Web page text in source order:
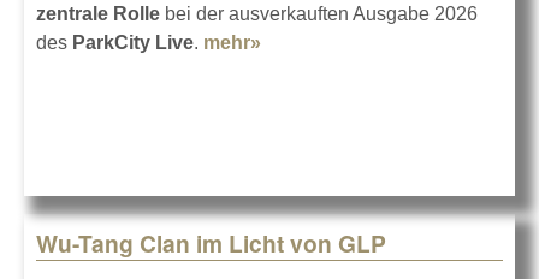
zentrale Rolle bei der ausverkauften Ausgabe 2026
des ParkCity Live. mehr»
Wu-Tang Clan im Licht von GLP